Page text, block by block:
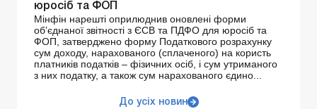
юросіб та ФОП
Мінфін нарешті оприлюднив оновлені форми
об’єднаної звітності з ЄСВ та ПДФО для юросіб та
ФОП, затверджено форму Податкового розрахунку
сум доходу, нарахованого (сплаченого) на користь
платників податків – фізичних осіб, і сум утриманого
з них податку, а також сум нарахованого єдино...
До усіх новин